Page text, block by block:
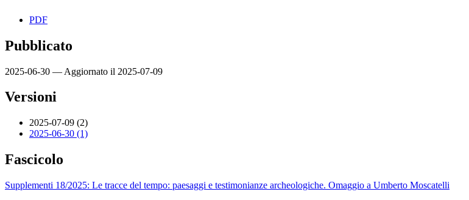
PDF
Pubblicato
2025-06-30 — Aggiornato il 2025-07-09
Versioni
2025-07-09 (2)
2025-06-30 (1)
Fascicolo
Supplementi 18/2025: Le tracce del tempo: paesaggi e testimonianze archeologiche. Omaggio a Umberto Moscatelli